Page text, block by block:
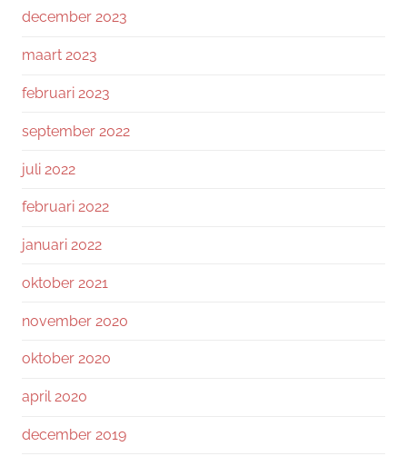
december 2023
maart 2023
februari 2023
september 2022
juli 2022
februari 2022
januari 2022
oktober 2021
november 2020
oktober 2020
april 2020
december 2019